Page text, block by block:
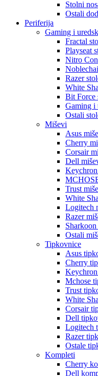
Stolni
Ostali
Periferija
Gaming i
Fractal
Playseat
Nitro
Razer
White
Bit Force
Gaming i
Ostali
Miševi
Asus
Cherry
Corsair
Dell
Trust
White
Logitech
Razer
Ostali
Tipkovnice
Asus
Cherry
Mchose
Trust
White
Corsair
Dell
Logitech
Razer
Ostale
Kompleti
Cherry
Dell